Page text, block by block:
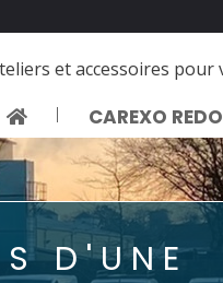
et accessoires
CAREXO
D'UNE